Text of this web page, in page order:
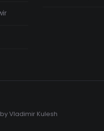
Vladimir Kulesh